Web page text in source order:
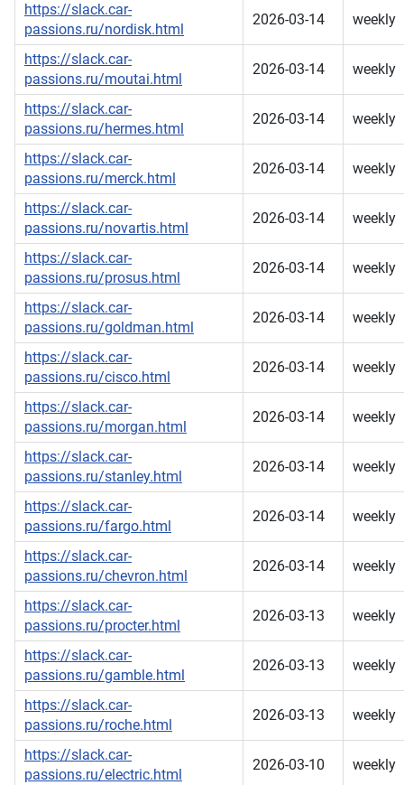
https://slack.car-
passions.ru/nordisk.html
2026-03-14 weekly
https://slack.car-
passions.ru/moutai.html
2026-03-14 weekly
https://slack.car-
passions.ru/hermes.html
2026-03-14 weekly
https://slack.car-
passions.ru/merck.html
2026-03-14 weekly
https://slack.car-
passions.ru/novartis.html
2026-03-14 weekly
https://slack.car-
passions.ru/prosus.html
2026-03-14 weekly
https://slack.car-
passions.ru/goldman.html
2026-03-14 weekly
https://slack.car-
passions.ru/cisco.html
2026-03-14 weekly
https://slack.car-
passions.ru/morgan.html
2026-03-14 weekly
https://slack.car-
passions.ru/stanley.html
2026-03-14 weekly
https://slack.car-
passions.ru/fargo.html
2026-03-14 weekly
https://slack.car-
passions.ru/chevron.html
2026-03-14 weekly
https://slack.car-
passions.ru/procter.html
2026-03-13 weekly
https://slack.car-
passions.ru/gamble.html
2026-03-13 weekly
https://slack.car-
passions.ru/roche.html
2026-03-13 weekly
https://slack.car-
passions.ru/electric.html
2026-03-10 weekly